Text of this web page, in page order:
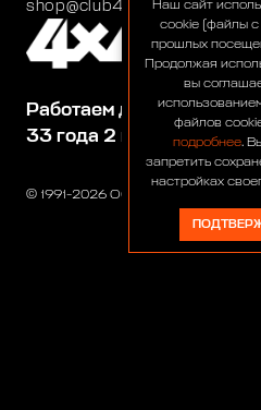
© 1991-2026 ООО «Сервис 4х4»
Работаем для вас:
33 года 2 месяца 23 дня
shop@club4x4.ruНаш сайт
cookie (файлы
прошлых
Продолжая
вы
файлов
подробнее.
запретить
настройках